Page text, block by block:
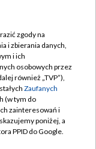
zgody na
i zbierania danych,
i ich
osobowych przez
również „TVP”),
Zaufanych
(w tym do
zainteresowań i
poniżej, a
PPID do Google.